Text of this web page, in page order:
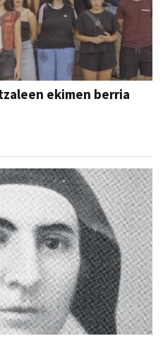
ekimen berria